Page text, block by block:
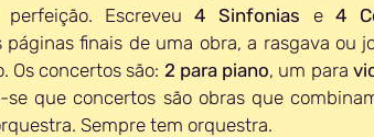
Escreveu 4 Sinfonias e 4
finais de uma obra, a rasgava ou
Os concertos são: 2 para piano, um para
se que concertos são obras que
Sempre tem orquestra.